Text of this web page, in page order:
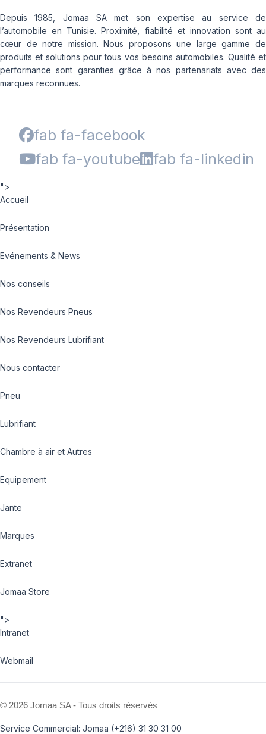
Depuis 1985, Jomaa SA met son expertise au service de
l’automobile en Tunisie. Proximité, fiabilité et innovation sont au
cœur de notre mission. Nous proposons une large gamme de
produits et solutions pour tous vos besoins automobiles. Qualité et
performance sont garanties grâce à nos partenariats avec des
marques reconnues.
fab fa-facebook
fab fa-youtube
fab fa-linkedin
">
Accueil
Présentation
Evénements & News
Nos conseils
Nos Revendeurs Pneus
Nos Revendeurs Lubrifiant
Nous contacter
Pneu
Lubrifiant
Chambre à air et Autres
Equipement
Jante
Marques
Extranet
Jomaa Store
">
Intranet
Webmail
© 2026 Jomaa SA - Tous droits réservés
Service Commercial: Jomaa (+216) 31 30 31 00